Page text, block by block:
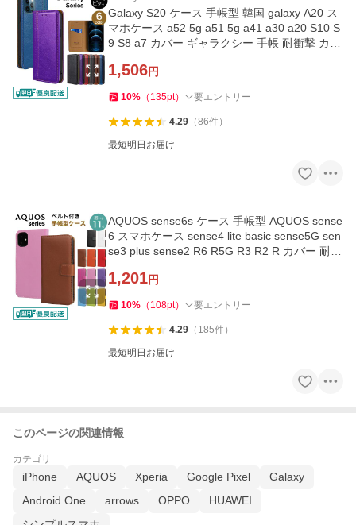
Galaxy S20 ケース 手帳型 韓国 galaxy A20 ス
マホケース a52 5g a51 5g a41 a30 a20 S10 S
9 S8 a7 カバー ギャラクシー 手帳 耐衝撃 カラ
1,506円
10% （ 135pt） 要エントリー
4.29（86件）
最短明日お届け
AQUOS sense6s ケース 手帳型 AQUOS sense
6 スマホケース sense4 lite basic sense5G sen
se3 plus sense2 R6 R5G R3 R2 R カバー 耐衝
1,201円
10% （ 108pt） 要エントリー
4.29（ 185件）
最短明日お届け
このページの関連情報
カテゴリ
iPhone AQUOS Xperia Google Pixel
Galaxy
Android One
arrows OPPO
HUAWEI